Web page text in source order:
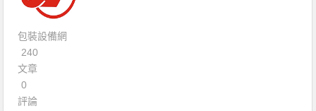
包裝設備網
240
文章
0
評論